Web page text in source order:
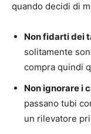
quando decidi di
Non fidarti dei
solitamente
compra quindi
Non ignorare i
passano tubi
un rilevatore